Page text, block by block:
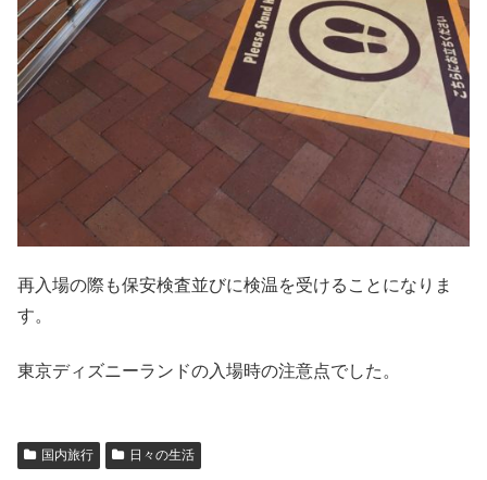
再入場の際も保安検査並びに検温を受けることになりま
す。
東京ディズニーランドの入場時の注意点でした。
国内旅行 日々の生活